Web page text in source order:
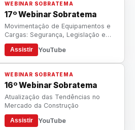
WEBINAR SOBRATEMA
17º Webinar Sobratema
Movimentação de Equipamentos e
Cargas: Segurança, Legislação e
Orientações
Assistir YouTube
WEBINAR SOBRATEMA
16º Webinar Sobratema
Atualização das Tendências no
Mercado da Construção
Assistir YouTube